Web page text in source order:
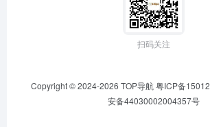
扫码关注
Copyright © 2024-2026 TOP导航 粤ICP备
安备44030002004357号